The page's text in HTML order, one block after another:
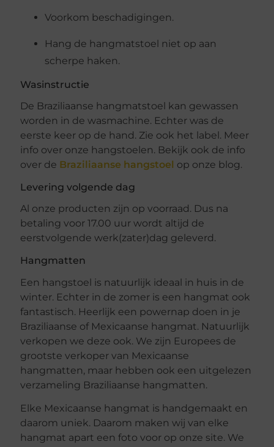
Voorkom beschadigingen.
Hang de hangmatstoel niet op aan
scherpe haken.
Wasinstructie
De Braziliaanse hangmatstoel kan gewassen
worden in de wasmachine. Echter was de
eerste keer op de hand. Zie ook het label. Meer
info over onze hangstoelen. Bekijk ook de info
over de Braziliaanse hangstoel op onze blog.
Levering volgende dag
Al onze producten zijn op voorraad. Dus na
betaling voor 17.00 uur wordt altijd de
eerstvolgende werk(zater)dag geleverd.
Hangmatten
Een hangstoel is natuurlijk ideaal in huis in de
winter. Echter in de zomer is een hangmat ook
fantastisch. Heerlijk een powernap doen in je
Braziliaanse of Mexicaanse hangmat. Natuurlijk
verkopen we deze ook. We zijn Europees de
grootste verkoper van Mexicaanse
hangmatten, maar hebben ook een uitgelezen
verzameling Braziliaanse hangmatten.
Elke Mexicaanse hangmat is handgemaakt en
daarom uniek. Daarom maken wij van elke
hangmat apart een foto voor op onze site. We